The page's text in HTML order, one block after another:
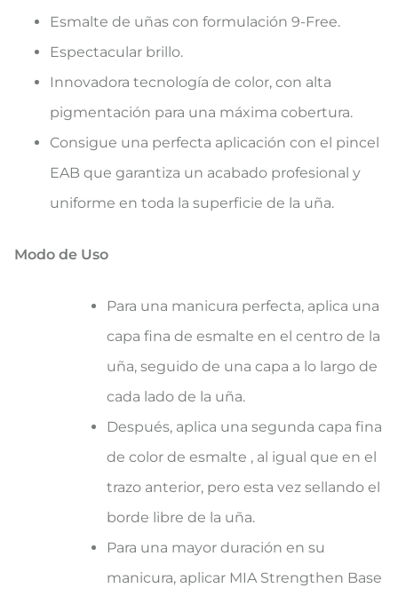
Esmalte de uñas con formulación 9-Free.
Espectacular brillo.
Innovadora tecnología de color, con alta
pigmentación para una máxima cobertura.
Consigue una perfecta aplicación con el pincel
EAB que garantiza un acabado profesional y
uniforme en toda la superficie de la uña.
Modo de Uso
Para una manicura perfecta, aplica una
capa fina de esmalte en el centro de la
uña, seguido de una capa a lo largo de
cada lado de la uña.
Después, aplica una segunda capa fina
de color de esmalte , al igual que en el
trazo anterior, pero esta vez sellando el
borde libre de la uña.
Para una mayor duración en su
manicura, aplicar MIA Strengthen Base